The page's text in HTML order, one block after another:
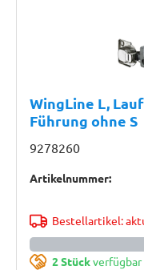
WingLine L,
Führung ohne S
9278260
Artikelnummer:
Bestellartikel:
2 Stückverfügbar